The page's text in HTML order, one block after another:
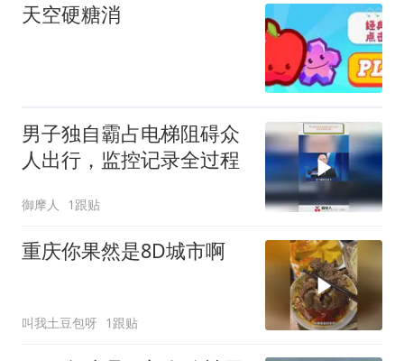
天空硬糖消
男子独自霸占电梯阻碍众
人出行，监控记录全过程
御摩人 1跟贴
重庆你果然是8D城市啊
叫我土豆包呀 1跟贴